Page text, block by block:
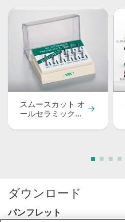
スムースカット オ
ールセラミックス
バーセット
ダウンロード
パンフレット